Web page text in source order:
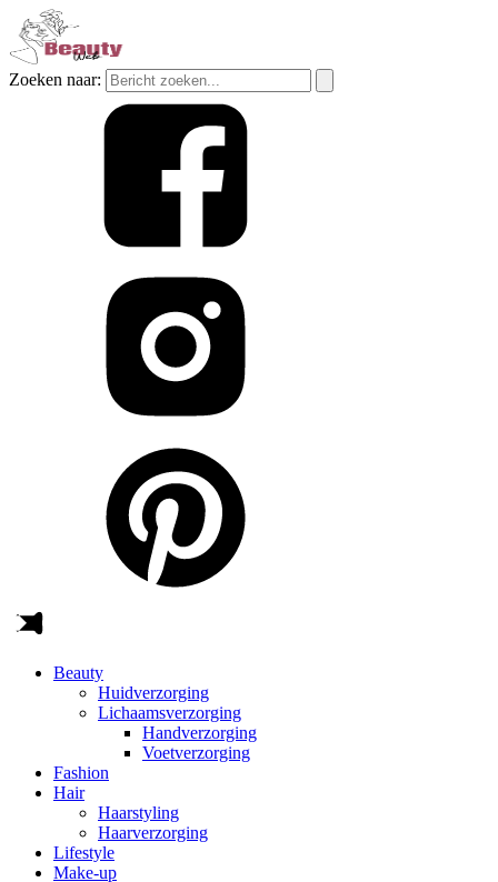
Zoeken naar:
Beauty
Huidverzorging
Lichaamsverzorging
Handverzorging
Voetverzorging
Fashion
Hair
Haarstyling
Haarverzorging
Lifestyle
Make-up